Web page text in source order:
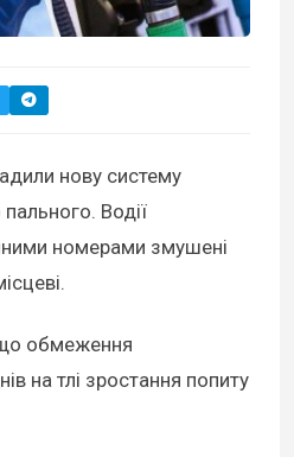
нову систему
Водії
номерами змушені
обмеження
на тлі зростання попиту